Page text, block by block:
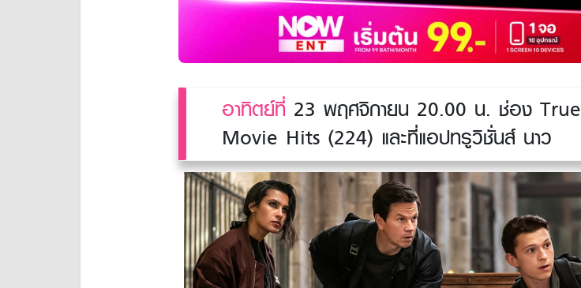
อาทิตย์ที่ 23 พฤศจิกายน 20.00 น. ช่อง True
Movie Hits (224) และที่แอปทรูวิชั่นส์ นาว